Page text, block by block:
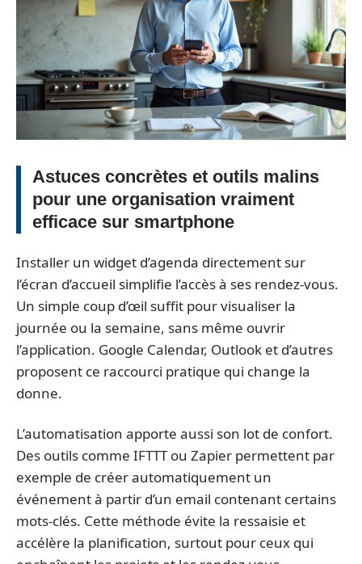
Astuces concrètes et outils malins
pour une organisation vraiment
efficace sur smartphone
Installer un widget d’agenda directement sur
l’écran d’accueil simplifie l’accès à ses rendez-vous.
Un simple coup d’œil suffit pour visualiser la
journée ou la semaine, sans même ouvrir
l’application. Google Calendar, Outlook et d’autres
proposent ce raccourci pratique qui change la
donne.
L’automatisation apporte aussi son lot de confort.
Des outils comme IFTTT ou Zapier permettent par
exemple de créer automatiquement un
événement à partir d’un email contenant certains
mots-clés. Cette méthode évite la ressaisie et
accélère la planification, surtout pour ceux qui